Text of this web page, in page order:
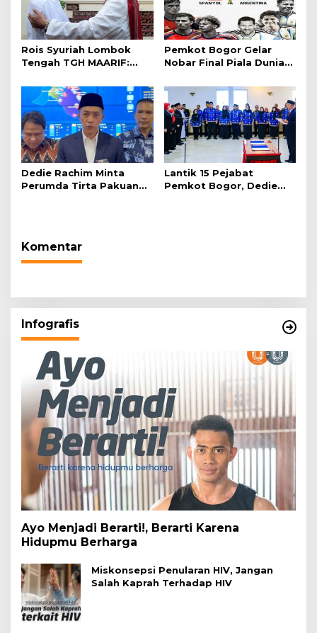
Rois Syuriah Lombok
Tengah TGH MAARIF:
Abad Kedua NU”
Pemkot Bogor Gelar
Nobar Final Piala Dunia
Dedie Rachim Minta
Perumda Tirta Pakuan
Lantik 15 Pejabat
Pemkot Bogor, Dedie
Komentar
Infografis
Ayo Menjadi Berarti!, Berarti Karena
Hidupmu Berharga
Miskonsepsi Penularan HIV, Jangan
Salah Kaprah Terhadap HIV